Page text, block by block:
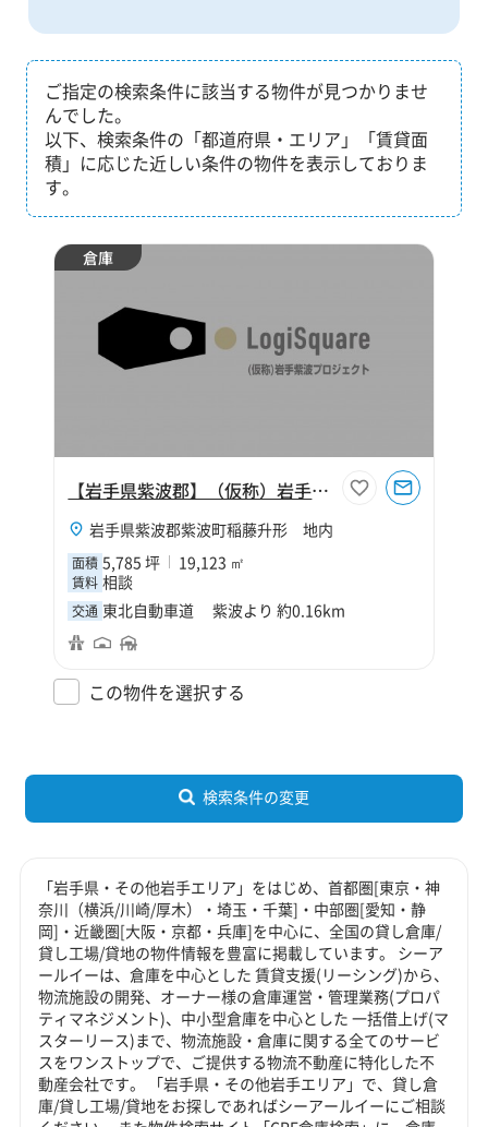
ご指定の検索条件に該当する物件が見つかりませ
んでした。
以下、検索条件の「都道府県・エリア」「賃貸面
積」に応じた近しい条件の物件を表示しておりま
す。
倉庫
【岩手県紫波郡】（仮称）岩手紫波プロジェクト
岩手県紫波郡紫波町稲藤升形 地内
面積 5,785 坪 19,123 ㎡
賃料 相談
交通 東北自動車道 紫波より 約0.16km
この物件を選択する
検索条件の変更
「岩手県・その他岩手エリア」をはじめ、首都圏[東京・神
奈川（横浜/川崎/厚木）・埼玉・千葉]・中部圏[愛知・静
岡]・近畿圏[大阪・京都・兵庫]を中心に、全国の貸し倉庫/
貸し工場/貸地の物件情報を豊富に掲載しています。 シーア
ールイーは、倉庫を中心とした 賃貸支援(リーシング)から、
物流施設の開発、オーナー様の倉庫運営・管理業務(プロパ
ティマネジメント)、中小型倉庫を中心とした 一括借上げ(マ
スターリース)まで、物流施設・倉庫に関する全てのサービ
スをワンストップで、ご提供する物流不動産に特化した不
動産会社です。 「岩手県・その他岩手エリア」で、貸し倉
庫/貸し工場/貸地をお探しであればシーアールイーにご相談